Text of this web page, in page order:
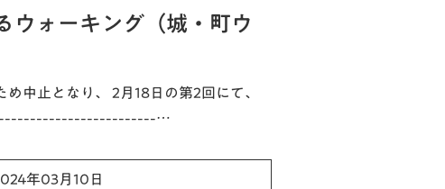
ウォーキング（城・町ウ
め中止となり、 2月18日の第2回にて、
-----------------------------…
年03月10日